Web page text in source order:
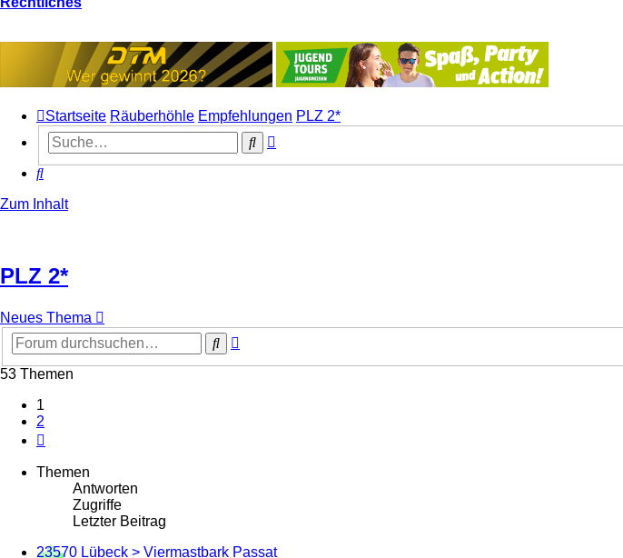
Startseite Räuberhöhle Empfehlungen PLZ 2*
Suche
Suche
Zum Inhalt
PLZ 2*
Neues Thema
Suche
53 Themen
1
2
Themen
Antworten
Zugriffe
Letzter Beitrag
23570 Lübeck > Viermastbark Passat